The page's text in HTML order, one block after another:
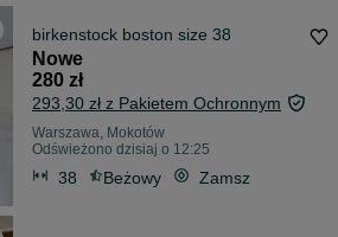
birkenstock boston size 38
Nowe
280 zł
293,30 zł z Pakietem Ochronnym
Warszawa, Mokotów
Odświeżono dzisiaj o 12:25
38 Beżowy Zamsz